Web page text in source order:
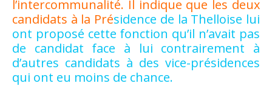
l’intercommunalité. Il indique que les deux
candidats à la Présidence de la Thelloise lui
ont proposé cette fonction qu’il n’avait pas
de candidat face à lui contrairement à
d’autres candidats à des vice-présidences
qui ont eu moins de chance.